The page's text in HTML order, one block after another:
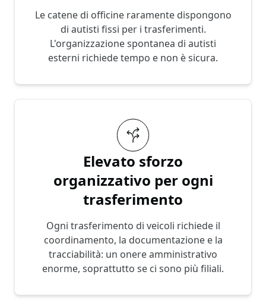
Le catene di officine raramente dispongono
di autisti fissi per i trasferimenti.
L'organizzazione spontanea di autisti
esterni richiede tempo e non è sicura.
Elevato sforzo
organizzativo per ogni
trasferimento
Ogni trasferimento di veicoli richiede il
coordinamento, la documentazione e la
tracciabilità: un onere amministrativo
enorme, soprattutto se ci sono più filiali.